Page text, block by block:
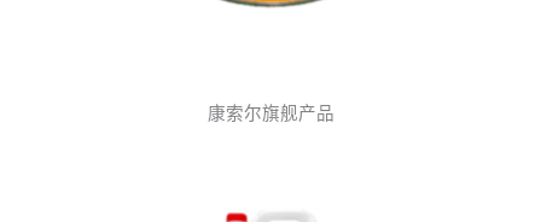
康索尔旗舰产品